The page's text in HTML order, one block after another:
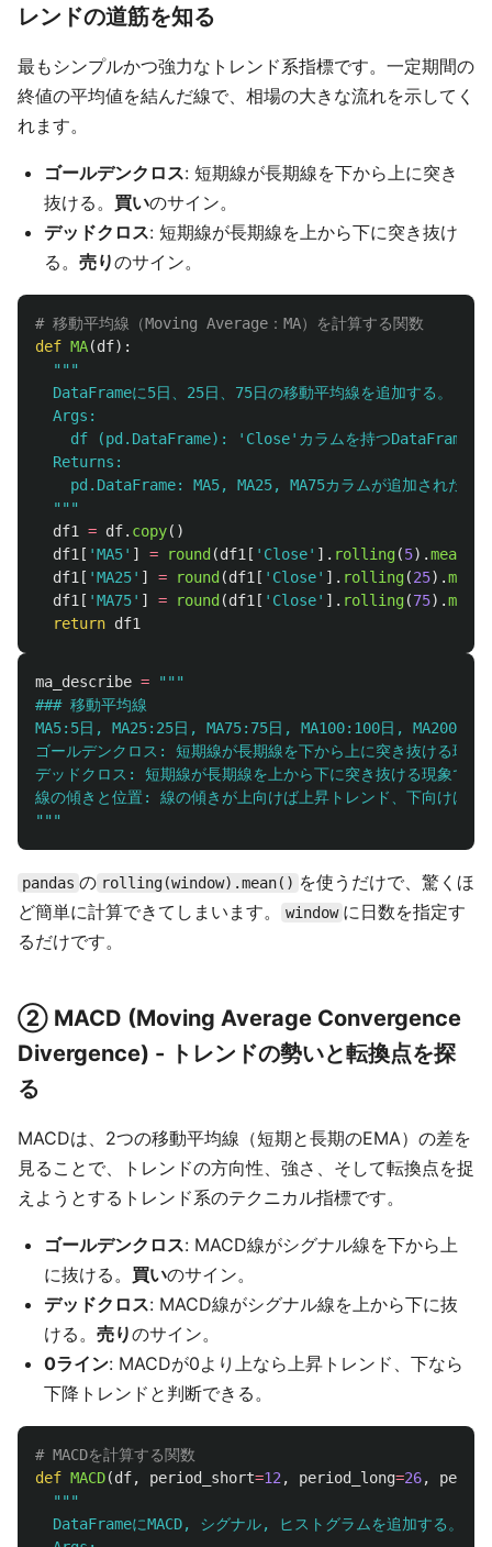
レンドの道筋を知る
最もシンプルかつ強力なトレンド系指標です。一定期間の
終値の平均値を結んだ線で、相場の大きな流れを示してく
れます。
ゴールデンクロス: 短期線が長期線を下から上に突き
抜ける。 買いのサイン。
デッドクロス: 短期線が長期線を上から下に突き抜け
る。 売りのサイン。
def MA(df):
"""
  DataFrameに5日、25日、75日の移動平均線を追加する。
  Args:
    df (pd.DataFrame):
' Close' カラムを持つDataFrame
  Returns:
pd.DataFrame: MA5, MA25, MA75カラムが追加された
"""
df1
= df. copy()
df1 [ 'MA5' ] = round (df1 [ ' Close' ]. rolling(5).mean
df1 [ 'MA25' ] = round (df1 [ ' Close' ]. rolling(25).mean
df1 [ 'MA75' ] = round (df1 [ ' Close' ]. rolling(75).mean
return df1
ma_describe =
"""
### 移動平均線
MA5:5日, MA25:25日, MA75:75日, MA100:100日, MA200:200
ゴールデンクロス: 短期線が長期線を下から上に突き抜ける現象
デッドクロス: 短期線が長期線を上から下に突き抜ける現象で、
"""
pandas の rolling(window).mean() を使うだけで、驚くほ
ど簡単に計算できてしまいます。
window に日数を指定す
るだけです。
② MACD (Moving Average Convergence
Divergence) - トレンドの勢いと転換点を探
る
MACDは、2つの移動平均線（短期と長期のEMA）の差を
見ることで、トレンドの方向性、強さ、そして転換点を捉
えようとするトレンド系のテクニカル指標です。
ゴールデンクロス: MACD線がシグナル線を下から上
に抜ける。 買いのサイン。
デッドクロス: MACD線がシグナル線を上から下に抜
ける。 売りのサイン。
0ライン: MACDが0より上なら上昇トレンド、下なら
下降トレンドと判断できる。
def MACD(df, period_short=12 , period_long=26,
"""
  DataFrameにMACD, シグナル, ヒストグラムを追加する。